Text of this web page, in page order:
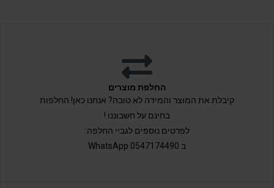
החלפת מוצרים
קיבלת את המוצר והמידה לא טובה? אנחנו כאן! החלפות
בחינם על חשבוננו !
לפרטים נוספים לגביי החלפה:
ב 0547174490 WhatsApp